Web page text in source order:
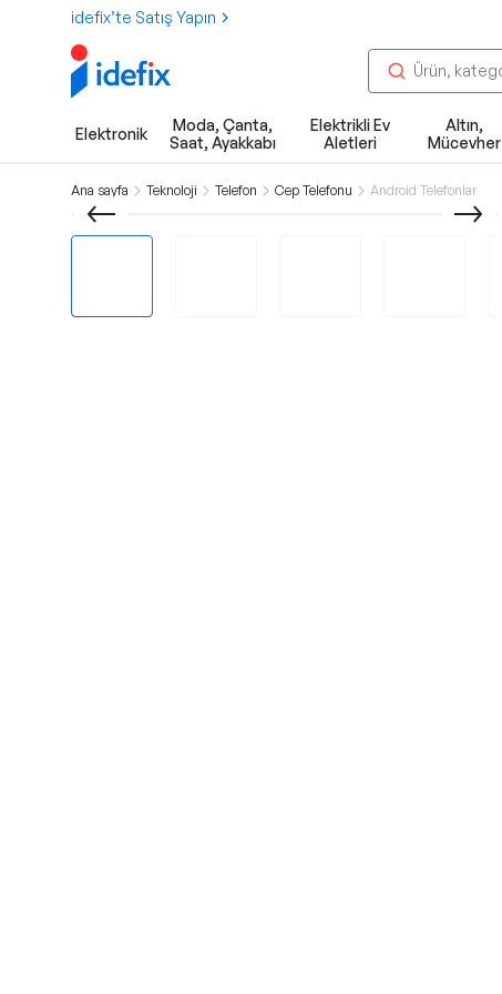
idefix’te Satış Yapın
Elektronik
Moda, Çanta,
Saat, Ayakkabı
Elektrikli Ev
Aletleri
Altın,
Mücevher
Ana sayfa Teknoloji Telefon Cep Telefonu Android Telefonlar